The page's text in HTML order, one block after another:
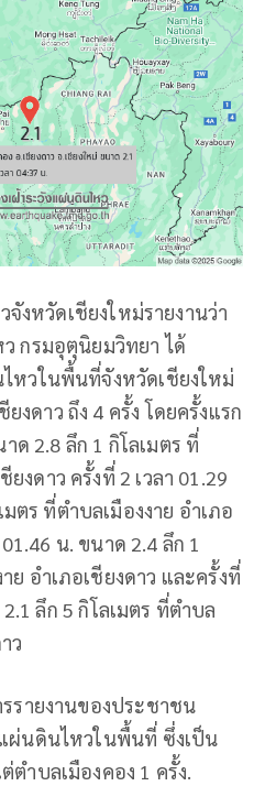
จังหวัดเชียงใหม่รายงานว่า
กรมอุตุนิยมวิทยา ได้
หวในพื้นที่จังหวัดเชียงใหม่
งดาว ถึง 4 ครั้ง โดยครั้งแรก
ด 2.8 ลึก 1 กิโลเมตร ที่
ยงดาว ครั้งที่ 2 เวลา 01.29
ตร ที่ตำบลเมืองงาย อำเภอ
น. ขนาด 2.4 ลึก 1
ย อำเภอเชียงดาว และครั้งที่
ลึก 5 กิโลเมตร ที่ตำบล
ว
รรายงานของประชาชน
ผ่นดินไหวในพื้นที่ ซึ่งเป็น
ตำบลเมืองคอง 1 ครั้ง.